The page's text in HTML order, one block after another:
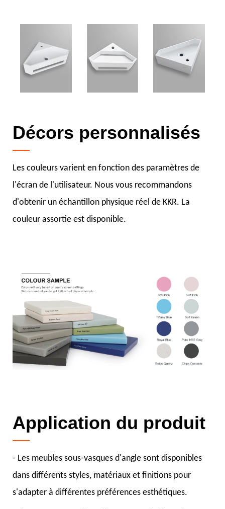
Décors personnalisés
Les couleurs varient en fonction des paramètres de
l'écran de l'utilisateur. Nous vous recommandons
d'obtenir un échantillon physique réel de KKR. La
couleur assortie est disponible.
Application du produit
- Les meubles sous-vasques d'angle sont disponibles
dans différents styles, matériaux et finitions pour
s'adapter à différentes préférences esthétiques.